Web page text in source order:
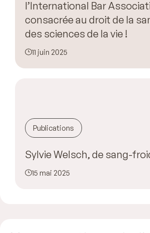
l’International Bar
consacrée au droit de la
des sciences de la vie !
11 juin 2025
Publications
Sylvie Welsch, de sang-
15 mai 2025